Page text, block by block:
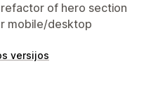
of hero section
mobile/desktop
versijos